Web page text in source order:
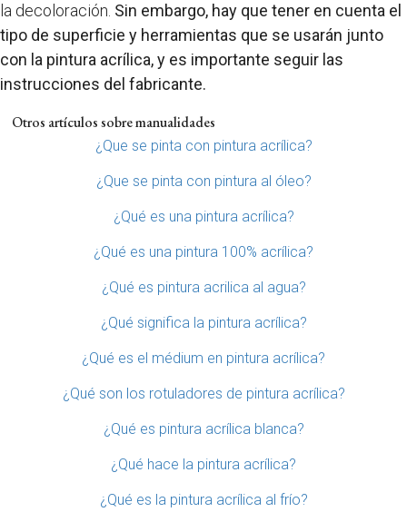
la decoloración. Sin embargo, hay que tener en cuenta el
tipo de superficie y herramientas que se usarán junto
con la pintura acrílica, y es importante seguir las
instrucciones del fabricante.
Otros artículos sobre manualidades
¿Que se pinta con pintura acrílica?
¿Que se pinta con pintura al óleo?
¿Qué es una pintura acrílica?
¿Qué es una pintura 100% acrílica?
¿Qué es pintura acrilica al agua?
¿Qué significa la pintura acrílica?
¿Qué es el médium en pintura acrílica?
¿Qué son los rotuladores de pintura acrílica?
¿Qué es pintura acrílica blanca?
¿Qué hace la pintura acrílica?
¿Qué es la pintura acrílica al frío?